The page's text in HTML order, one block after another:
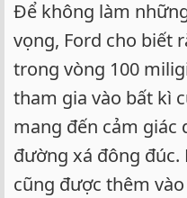
Để không làm
vọng, Ford cho biết
trong vòng 100
tham gia vào bất kì
mang đến cảm giác
đường xá đông
cũng được thêm